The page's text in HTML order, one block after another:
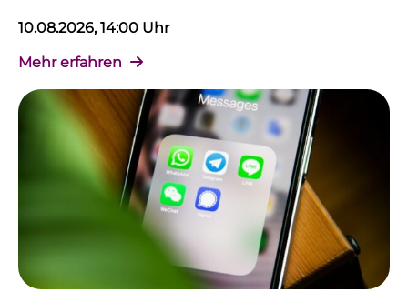
10.08.2026, 14:00 Uhr
Mehr erfahren